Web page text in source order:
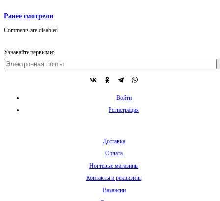
Ранее смотрели
Comments are disabled
Узнавайте первыми:
Войти
Регистрация
Доставка
Оплата
Ногтевые магазины
Контакты и реквизиты
Вакансии